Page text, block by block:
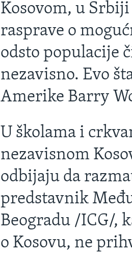
Kosovom, u
rasprave o
odsto populacije
nezavisno. Evo
Amerike Barry
U školama i
nezavisnom
odbijaju da
predstavnik
Beogradu /ICG/,
o Kosovu, ne